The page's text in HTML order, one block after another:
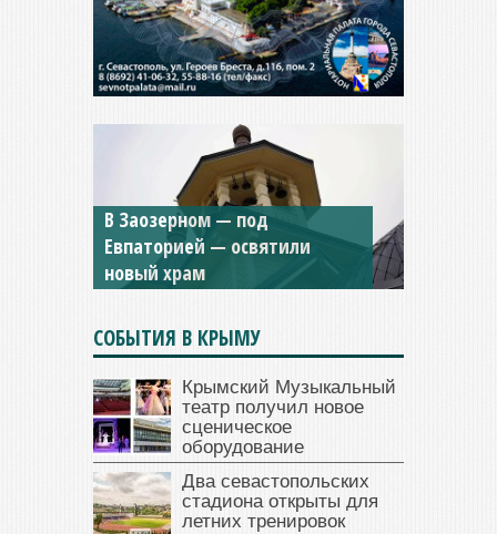
В Заозерном — под
Евпаторией — освятили
новый храм
Мужской монастырь Косьмы
и Дамиана в Крыму вновь
открыт для посещения
СОБЫТИЯ В КРЫМУ
Крымский Музыкальный
театр получил новое
сценическое
оборудование
Два севастопольских
стадиона открыты для
летних тренировок